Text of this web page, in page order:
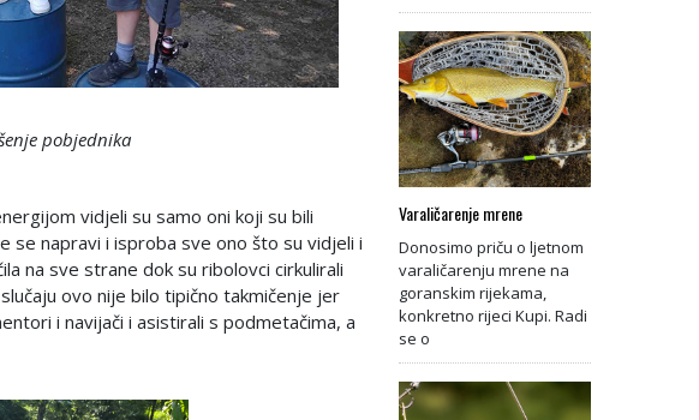
pobjednika
vidjeli su samo oni koji su bili
se napravi i isproba sve ono što su vidjeli i
na sve strane dok su ribolovci cirkulirali
ovo nije bilo tipično takmičenje jer
i navijači i asistirali s podmetačima, a
Varaličarenje mrene
Donosimo priču o ljetnom
varaličarenju mrene na
goranskim rijekama,
konkretno rijeci Kupi. Radi
se o